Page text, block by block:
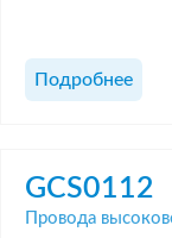
Подробнее
GCS0112
Провода